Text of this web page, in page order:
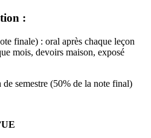
:
finale) : oral après chaque leçon
mois, devoirs maison, exposé
semestre (50% de la note final)